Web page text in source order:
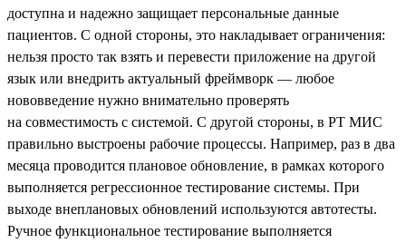
доступна и надежно защищает персональные данные
пациентов. С одной стороны, это накладывает ограничения:
нельзя просто так взять и перевести приложение на другой
язык или внедрить актуальный фреймворк — любое
нововведение нужно внимательно проверять
на совместимость с системой. С другой стороны, в РТ МИС
правильно выстроены рабочие процессы. Например, раз в два
месяца проводится плановое обновление, в рамках которого
выполняется регрессионное тестирование системы. При
выходе внеплановых обновлений используются автотесты.
Ручное функциональное тестирование выполняется